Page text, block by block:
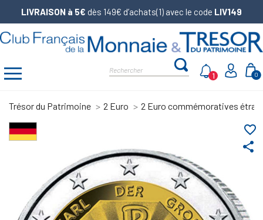
LIVRAISON à 5€ dès 149€ d’achats(1) avec le code LIV149
0
1
Trésor du Patrimoine 2 Euro 2 Euro commémoratives
share
favorite_border